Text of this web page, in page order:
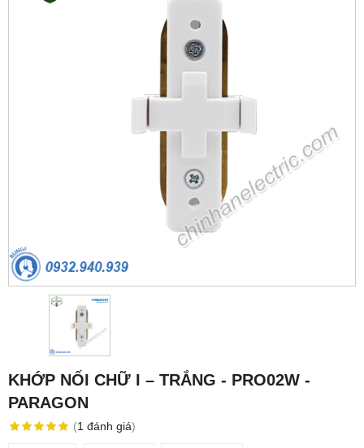
KHỚP NỐI CHỮ I – TRẮNG - PRO02W -
PARAGON
(1 đánh giá)